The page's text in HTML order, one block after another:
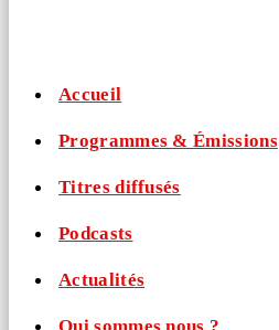
Accueil
Programmes & Émissions
Titres diffusés
Podcasts
Actualités